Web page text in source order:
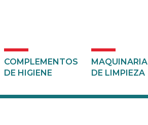
COMPLEMENTOS
DE HIGIENE
MAQUINARIA
DE LIMPIEZA